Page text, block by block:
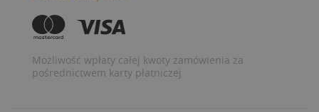
Możliwość wpłaty całej kwoty zamówienia za
pośrednictwem karty płatniczej